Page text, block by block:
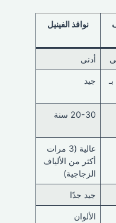
نوافذ الفينيل
أدنى
جيد
20-30 سنة
عالية (3 مرات
أكثر من الألياف
الزجاجية)
جيد جدًا
الألوان